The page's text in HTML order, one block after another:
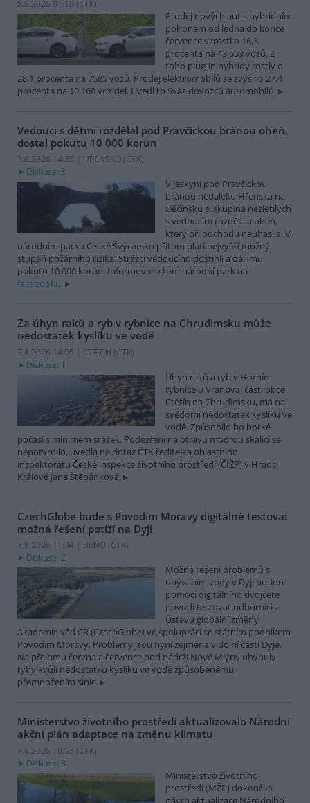
8.8.2026 01:18 (ČTK)
Prodej nových aut s hybridním
pohonem od ledna do konce
července vzrostl o 16,3
procenta na 43 653 vozů. Z
toho plug-in hybridy rostly o
28,1 procenta na 7585 vozů. Prodej elektromobilů se zvýšil o 27,4
procenta na 10 168 vozidel. Uvedl to Svaz dovozců automobilů.
Vedoucí s dětmi rozdělal pod Pravčickou bránou oheň,
dostal pokutu 10 000 korun
7.8.2026 14:20 | HŘENSKO (ČTK)
Diskuse: 3
V jeskyni pod Pravčickou
bránou nedaleko Hřenska na
Děčínsku si skupina nezletilých
s vedoucím rozdělala oheň,
který při odchodu neuhasila. V
národním parku České Švýcarsko přitom platí nejvyšší možný
stupeň požárního rizika. Strážci vedoucího dostihli a dali mu
pokutu 10 000 korun. Informoval o tom národní park na
facebooku.
Za úhyn raků a ryb v rybníce na Chrudimsku může
nedostatek kyslíku ve vodě
7.8.2026 14:05 | CTĚTÍN (ČTK)
Diskuse: 1
Úhyn raků a ryb v Horním
rybníce u Vranova, části obce
Ctětín na Chrudimsku, má na
svědomí nedostatek kyslíku ve
vodě. Způsobilo ho horké
počasí s minimem srážek. Podezření na otravu modrou skalicí se
nepotvrdilo, uvedla na dotaz ČTK ředitelka oblastního
inspektorátu České inspekce životního prostředí (ČIŽP) v Hradci
Králové Jana Štěpánková.
CzechGlobe bude s Povodím Moravy digitálně testovat
možná řešení potíží na Dyji
7.8.2026 11:34 | BRNO (ČTK)
Diskuse: 2
Možná řešení problémů s
ubýváním vody v Dyji budou
pomocí digitálního dvojčete
povodí testovat odborníci z
Ústavu globální změny
Akademie věd ČR (CzechGlobe) ve spolupráci se státním podnikem
Povodím Moravy. Problémy jsou nyní zejména v dolní části Dyje.
Na přelomu června a července pod nádrží Nové Mlýny uhynuly
ryby kvůli nedostatku kyslíku ve vodě způsobenému
přemnožením sinic.
Ministerstvo životního prostředí aktualizovalo Národní
akční plán adaptace na změnu klimatu
7.8.2026 10:53 (ČTK)
Diskuse: 8
Ministerstvo životního
prostředí (MŽP) dokončilo
návrh aktualizace Národního